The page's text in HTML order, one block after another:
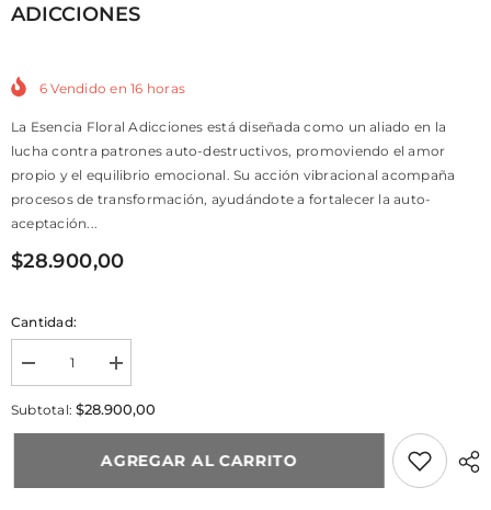
ADICCIONES
6 Vendido en16 horas
La Esencia Floral Adicciones está diseñada como un aliado en la
lucha contra patrones auto-destructivos, promoviendo el amor
propio y el equilibrio emocional. Su acción vibracional acompaña
procesos de transformación, ayudándote a fortalecer la auto-
aceptación...
$28.900,00
Cantidad:
Incrementar
la
cantidad
ADICCIONES
Incrementar
la
cantidad
ADICCIONES
Subtotal:$28.900,00
AGREGAR AL CARRITO